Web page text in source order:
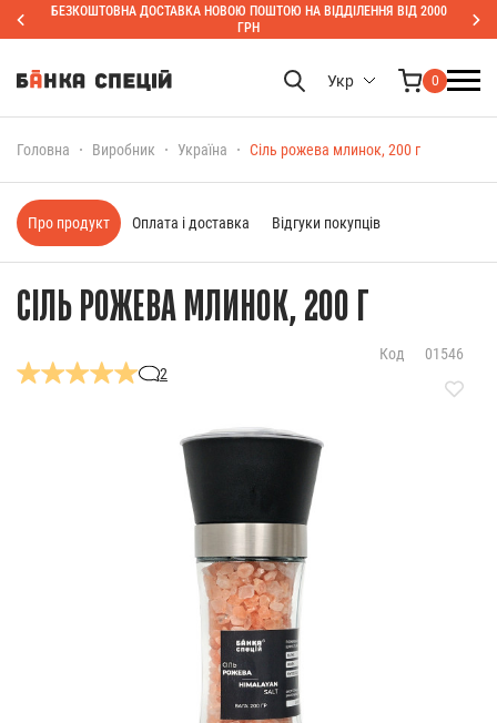
БЕЗКОШТОВНА ДОСТАВКА НОВОЮ ПОШТОЮ НА ВІДДІЛЕННЯ ВІД 2000
ГРН
Укр 0
Головна Виробник Україна Сіль рожева млинок, 200 г
СІЛЬ РОЖЕВА МЛИНОК, 200 Г
2
Код 01546
Про продукт Оплата і доставка Відгуки покупців